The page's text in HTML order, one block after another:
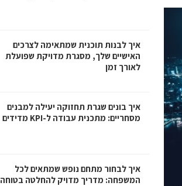
איך לבנות תוכנית שמתאימה לצרכים
האישיים שלך, מסגרת מדויקת שפועלת
לאורך זמן
איך בונים שגרת תחזוקה יעילה למבנים
מסחריים: מתכנית עבודה ל-KPI מדידים
איך לבחור מתחם נופש שמתאים לכל
המשפחה: מדריך מדויק להחלטה בטוחה